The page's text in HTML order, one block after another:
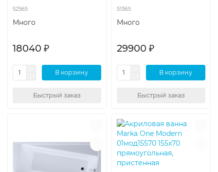
52565
Много
18040 ₽
В корзину
Быстрый заказ
51365
Много
29900 ₽
В корзину
Быстрый заказ